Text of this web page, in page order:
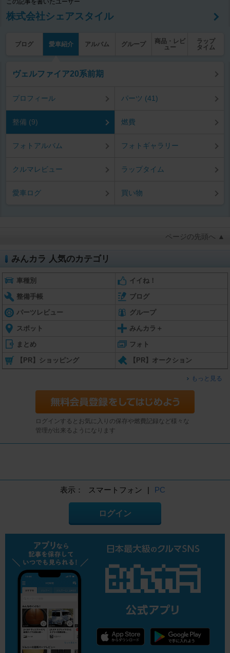
この記事を書いたユーザー
株式会社シェアスタイル
ブログ 愛車紹介 アルバム グループ
商品・レビ
ュー
ラップ
タイム
ヴェルファイア20系前期
プロフィール パーツ (41)
整備 (9) 燃費
フォトアルバム フォトギャラリー
クルマレビュー ラップタイム
愛車ログ 買い物
ページの先頭へ ▲
みんカラ 人気のカテゴリ
車種別 イイね！
整備手帳 ブログ
パーツレビュー グループ
スポット みんカラ＋
まとめ フォト
【PR】ショッピング 【PR】オークション
もっと見る
ログインするとお気に入りの保存や燃費記録など様々な
管理が出来るようになります
表示： スマートフォン | PC
ログイン